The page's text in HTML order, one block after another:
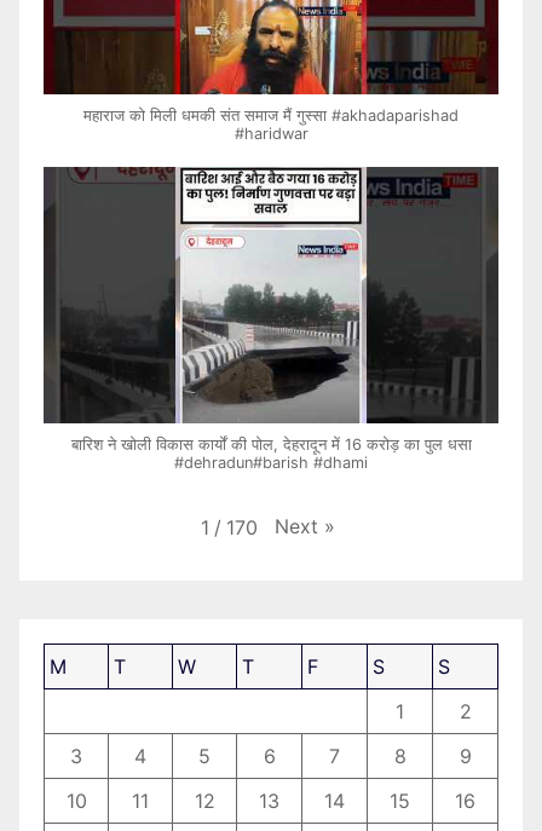
महाराज को मिली धमकी संत समाज मैं गुस्सा #akhadaparishad
#haridwar
बारिश ने खोली विकास कार्यों की पोल, देहरादून में 16 करोड़ का पुल धसा
#dehradun#barish #dhami
1 / 170 Next »
M T W T F S
S
1
2
3
4 5 6 7 8
9
10
11 12 13 14 15 16